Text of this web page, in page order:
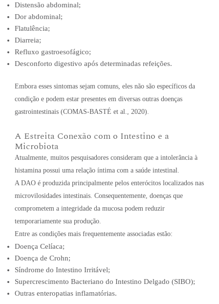
Distensão abdominal;
Dor abdominal;
Flatulência;
Diarreia;
Refluxo gastroesofágico;
Desconforto digestivo após determinadas refeições.
Embora esses sintomas sejam comuns, eles não são específicos da
condição e podem estar presentes em diversas outras doenças
gastrointestinais (COMAS-BASTÉ et al., 2020).
A Estreita Conexão com o Intestino e a
Microbiota
Atualmente, muitos pesquisadores consideram que a intolerância à
histamina possui uma relação íntima com a saúde intestinal.
A DAO é produzida principalmente pelos enterócitos localizados nas
microvilosidades intestinais. Consequentemente, doenças que
comprometem a integridade da mucosa podem reduzir
temporariamente sua produção.
Entre as condições mais frequentemente associadas estão:
Doença Celíaca;
Doença de Crohn;
Síndrome do Intestino Irritável;
Supercrescimento Bacteriano do Intestino Delgado (SIBO);
Outras enteropatias inflamatórias.